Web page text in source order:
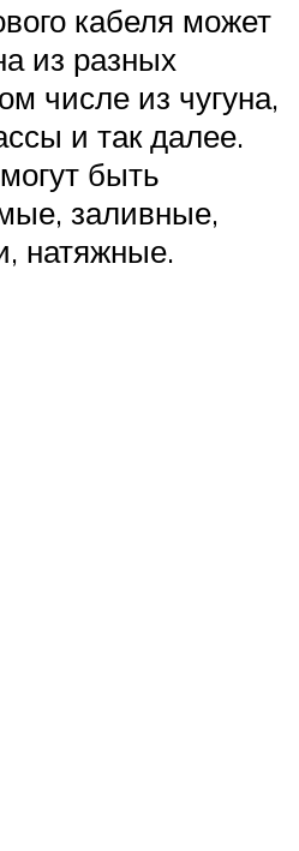
кабеля может
из разных
числе из чугуна,
и так далее.
быть
заливные,
натяжные.